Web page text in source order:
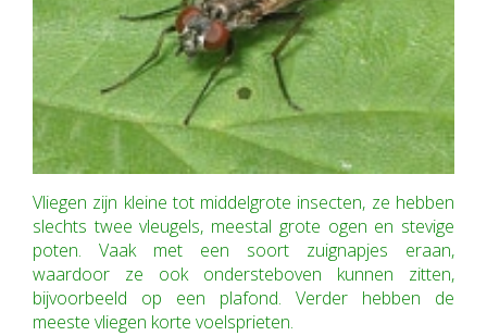
Vliegen zijn kleine tot middelgrote insecten, ze hebben
slechts twee vleugels, meestal grote ogen en stevige
poten. Vaak met een soort zuignapjes eraan,
waardoor ze ook ondersteboven kunnen zitten,
bijvoorbeeld op een plafond. Verder hebben de
meeste vliegen korte voelsprieten.